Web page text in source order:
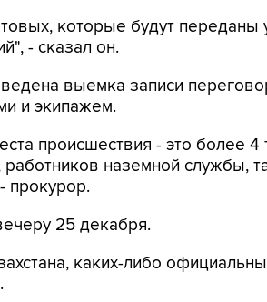
которые будут переданы
- сказал он.
выемка записи
и экипажем.
происшествия - это более 4
наземной службы,
прокурор.
25 декабря.
каких-либо
.